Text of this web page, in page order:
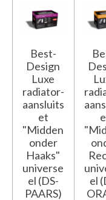
Best-
Design
Luxe
radiator-
aansluits
et
"Midden
onder
Haaks"
universe
el (DS-
PAARS)
el